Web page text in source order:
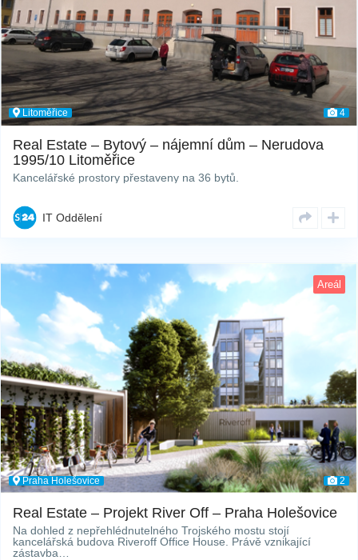
Litoměřice 4
Real Estate – Bytový – nájemní dům – Nerudova
1995/10 Litoměřice
Kancelářské prostory přestaveny na 36 bytů.
IT Oddělení
Areál
Praha Holešovice 2
Real Estate – Projekt River Off – Praha Holešovice
Na dohled z nepřehlédnutelného Trojského mostu stojí
kancelářská budova Riveroff Office House. Právě vznikající
zástavba…